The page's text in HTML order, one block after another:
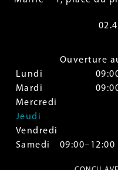
Ouverture
Lundi
Mardi
Mercredi
Jeudi
Vendredi
Samedi